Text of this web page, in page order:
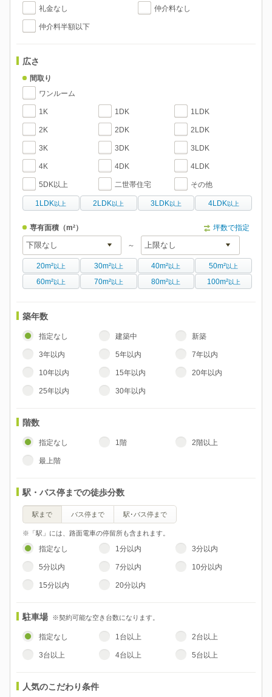
礼金なし 仲介料なし
仲介料半額以下
広さ
間取り
ワンルーム
1K 1DK 1LDK
2K 2DK 2LDK
3K 3DK 3LDK
4K 4DK 4LDK
5DK以上 二世帯住宅 その他
1LDK 以上 2LDK 以上 3LDK 以上 4LDK 以上
専有面積（m²） 坪数で指定
～
20m²以上 30m²以上 40m²以上 50m²以上
60m²以上 70m²以上 80m²以上 100m²以上
築年数
指定なし 建築中 新築
3年以内 5年以内 7年以内
10年以内 15年以内 20年以内
25年以内 30年以内
階数
指定なし 1階 2階以上
最上階
駅・バス停までの徒歩分数
駅まで バス停まで 駅･バス停まで
指定なし 1分以内 3分以内
5分以内 7分以内 10分以内
15分以内 20分以内
※「駅」には、路面電車の停留所も含まれます。
駐車場 ※契約可能な空き台数になります。
指定なし 1台以上 2台以上
3台以上 4台以上 5台以上
人気のこだわり条件